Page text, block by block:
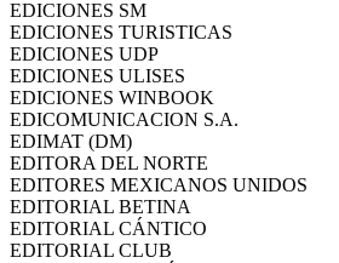
EDICIONES SM
EDICIONES TURISTICAS
EDICIONES UDP
EDICIONES ULISES
EDICIONES WINBOOK
EDICOMUNICACION S.A.
EDIMAT (DM)
EDITORA DEL NORTE
EDITORES MEXICANOS UNIDOS
EDITORIAL BETINA
EDITORIAL CÁNTICO
EDITORIAL CLUB